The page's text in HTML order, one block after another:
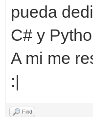
pueda
C# y
A mi me
:|
Find